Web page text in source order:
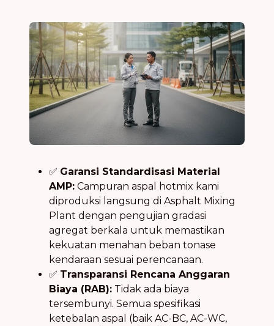
✅ Garansi Standardisasi Material
AMP: Campuran aspal hotmix kami
diproduksi langsung di Asphalt Mixing
Plant dengan pengujian gradasi
agregat berkala untuk memastikan
kekuatan menahan beban tonase
kendaraan sesuai perencanaan.
✅ Transparansi Rencana Anggaran
Biaya (RAB): Tidak ada biaya
tersembunyi. Semua spesifikasi
ketebalan aspal (baik AC-BC, AC-WC,